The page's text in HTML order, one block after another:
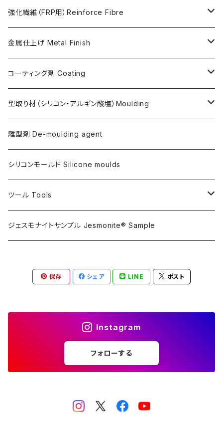
Softener for AC730 (粘度低下剤)
日本製Pigments
強化繊維（FRP用）Reinforce Fibre
ガラス繊維 AC100用
ガラス繊維 AC730用
天然繊維 AC100/AC730共用
金属仕上げ Metal Finish
Metal Filler (AC100用金属粉)・鉄粉
Flex Metal (AC730ベースの金属粉入り主材)
金属仕上げ副資材
コーティング剤 Coating
アクリリックシーラーAC100用
AQSコートAC100用
フレキシガードシーラーAC730用
ステインプルーフコートAC100/AC730両用
型取り材（シリコン・アルギン酸塩）Moulding
シリコン
アルギン酸塩（アルジネート）
離型剤 De-moulding agent
シリコンモールド Silicone moulds
ツール Tools
攪拌ブレード Mixing blade
刷毛 Brush
カップ Cup
ジェスモナイトサンプル Jesmonite® Sample
保存 シェア LINE ポスト
Instagram
フォローする